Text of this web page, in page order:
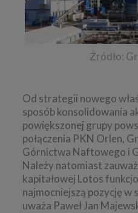
Źródło:
Od strategii nowego
sposób konsolidowania
powiększonej grupy
połączenia PKN Orlen,
Górnictwa Naftowego i
Należy natomiast
kapitałowej Lotos
najmocniejszą pozycję w
uważa Paweł Jan